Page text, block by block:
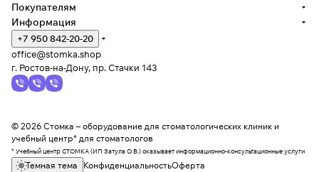
Покупателям
Информация
+7 950 842-20-20
office@stomka.shop
г. Ростов-на-Дону, пр. Стачки 143
© 2026 Стомка – оборудование для стоматологических клиник и
учебный центр* для стоматологов
* Учебный центр СТОМКА (ИП Затула О.В.) оказывает информационно-консультационные услуги
Темная тема КонфиденциальностьОферта